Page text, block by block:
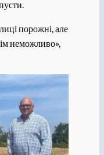
порожні, але
неможливо»,